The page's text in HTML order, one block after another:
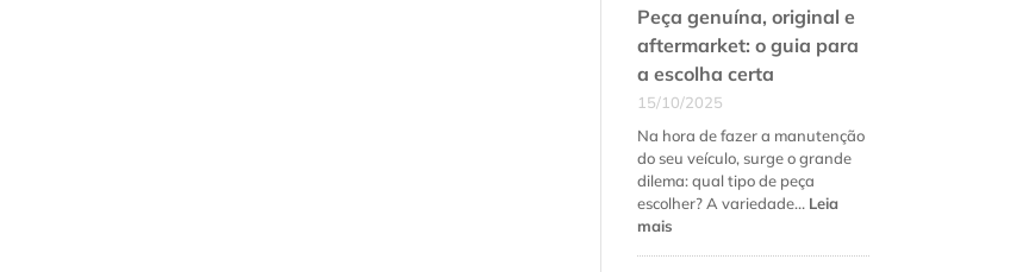
precisa
de
revisão
Peça genuína, original e
aftermarket: o guia para
a escolha certa
15/10/2025
Na hora de fazer a manutenção
do seu veículo, surge o grande
dilema: qual tipo de peça
escolher? A variedade… Leia
mais